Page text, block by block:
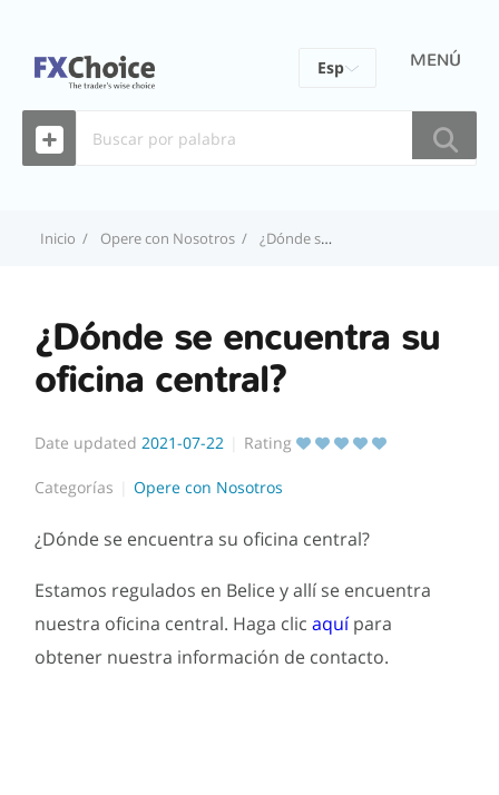
MENÚ
Inicio Opere con Nosotros ¿Dónde se encuentra su oficina central?
¿Dónde se encuentra su
oficina central?
Date updated 2021-07-22 Rating
Categorías Opere con Nosotros
¿Dónde se encuentra su oficina central?
Estamos regulados en Belice y allí se encuentra
nuestra oficina central. Haga clicaquípara
obtener nuestra información de contacto.
Esp
ไทย